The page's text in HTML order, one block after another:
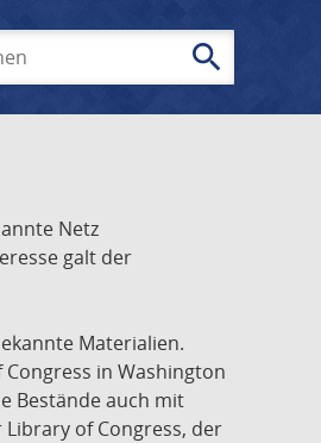
search
Netz
galt der
Materialien.
in Washington
Bestände auch mit
of Congress, der